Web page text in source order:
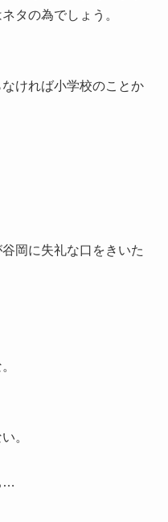
タの為でしょう。
ければ小学校のことか
岡に失礼な口をきいた
。
…